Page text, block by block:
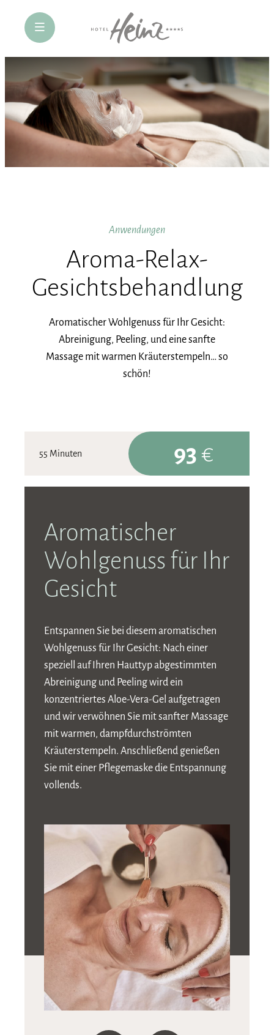
öffne Navigation
Anwendungen
Aroma-Relax-
Gesichtsbehandlung
Aromatischer Wohlgenuss für Ihr Gesicht:
Abreinigung, Peeling, und eine sanfte
Massage mit warmen Kräuterstempeln… so
schön!
55 Minuten 93 €
Aromatischer
Wohlgenuss für Ihr
Gesicht
Entspannen Sie bei diesem aromatischen
Wohlgenuss für Ihr Gesicht: Nach einer
speziell auf Ihren Hauttyp abgestimmten
Abreinigung und Peeling wird ein
konzentriertes Aloe-Vera-Gel aufgetragen
und wir verwöhnen Sie mit sanfter Massage
mit warmen, dampfdurchströmten
Kräuterstempeln. Anschließend genießen
Sie mit einer Pflegemaske die Entspannung
vollends.